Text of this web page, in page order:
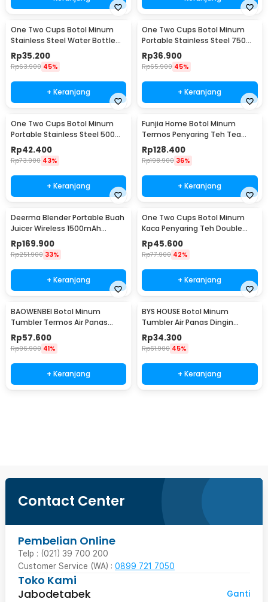
One Two Cups Botol Minum
Stainless Steel Water Bottle
300ml - YM006
Rp35.200
Rp63.900 45%
+ Keranjang
One Two Cups Botol Minum
Portable Stainless Steel 750ml
- YM006
Rp36.900
Rp65.900 45%
+ Keranjang
One Two Cups Botol Minum
Portable Stainless Steel 500ml
- YM006
Rp42.400
Rp73.900 43%
+ Keranjang
Funjia Home Botol Minum
Termos Penyaring Teh Tea
Infuser 520ml
Rp128.400
Rp198.900 36%
+ Keranjang
Deerma Blender Portable Buah
Juicer Wireless 1500mAh
400ml - DEM-NU05
Rp169.900
Rp251.900 33%
+ Keranjang
One Two Cups Botol Minum
Kaca Penyaring Teh Double
Wall 230ml - X9001
Rp45.600
Rp77.900 42%
+ Keranjang
BAOWENBEI Botol Minum
Tumbler Termos Air Panas
Dingin Stainless 500ml - A1A0
Rp57.600
Rp96.900 41%
+ Keranjang
BYS HOUSE Botol Minum
Tumbler Air Panas Dingin
Stainless Steel 380ml - TY204
Rp34.300
Rp61.900 45%
+ Keranjang
Contact Center
Pembelian Online
Telp : (021) 39 700 200
Customer Service (WA) : 0899 721 7050
Toko Kami
Jabodetabek
Ganti